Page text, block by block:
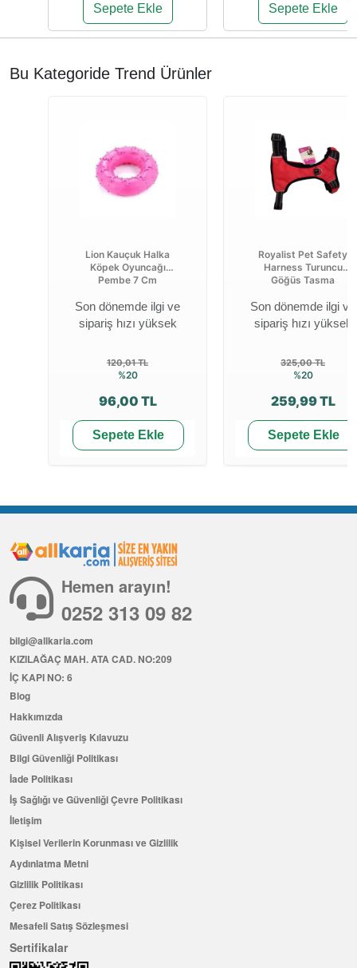
Sepete Ekle Sepete Ekle
Bu Kategoride Trend Ürünler
Lion Kauçuk Halka
Köpek Oyuncağı
Pembe 7 Cm
Son dönemde ilgi ve
sipariş hızı yüksek
120,01 TL
%20
96,00 TL
Sepete Ekle
Royalist Pet Safety
Harness Turuncu
Göğüs Tasma
Son dönemde ilgi ve
sipariş hızı yüksek
325,00 TL
%20
259,99 TL
Sepete Ekle
Hemen arayın!
0252 313 09 82
bilgi@allkaria.com
KIZILAĞAÇ MAH. ATA CAD. NO:209
İÇ KAPI NO: 6
Blog
Hakkımızda
Güvenli Alışveriş Kılavuzu
Bilgi Güvenliği Politikası
İade Politikası
İş Sağlığı ve Güvenliği Çevre Politikası
İletişim
Kişisel Verilerin Korunması ve Gizlilik
Aydınlatma Metni
Gizlilik Politikası
Çerez Politikası
Mesafeli Satış Sözleşmesi
Sertifikalar